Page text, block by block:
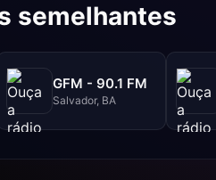
semelhantes
GFM - 90.1 FM
Salvador, BA